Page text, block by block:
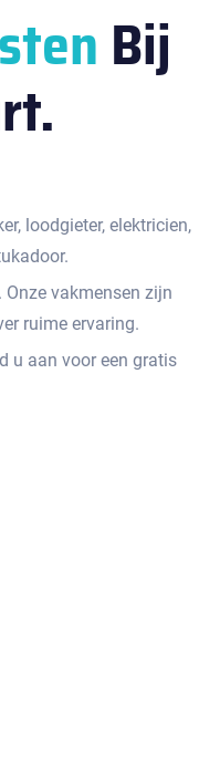
Bij
loodgieter, elektricien,
vakmensen zijn
ruime ervaring.
u aan voor een gratis